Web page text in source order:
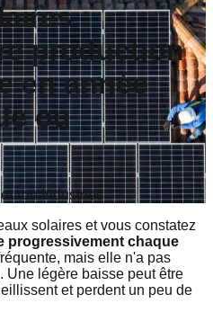
:
production
en année
ou
Industries
solaires et vous constatez
progressivement chaque
mais elle n'a pas
Une légère baisse peut être
et perdent un peu de